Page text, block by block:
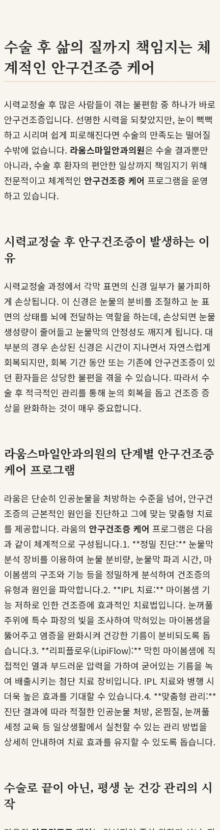
수술 후 삶의 질까지 책임지는 체
계적인 안구건조증 케어
시력교정술 후 많은 사람들이 겪는 불편함 중 하나가 바로
안구건조증입니다. 선명한 시력을 되찾았지만, 눈이 뻑뻑
하고 시리며 쉽게 피로해진다면 수술의 만족도는 떨어질
수밖에 없습니다. 라움스마일안과의원은 수술 결과뿐만
아니라, 수술 후 환자의 편안한 일상까지 책임지기 위해
전문적이고 체계적인 안구건조증 케어 프로그램을 운영
하고 있습니다.
시력교정술 후 안구건조증이 발생하는 이
유
시력교정술 과정에서 각막 표면의 신경 일부가 불가피하
게 손상됩니다. 이 신경은 눈물의 분비를 조절하고 눈 표
면의 상태를 뇌에 전달하는 역할을 하는데, 손상되면 눈물
생성량이 줄어들고 눈물막의 안정성도 깨지게 됩니다. 대
부분의 경우 손상된 신경은 시간이 지나면서 자연스럽게
회복되지만, 회복 기간 동안 또는 기존에 안구건조증이 있
던 환자들은 상당한 불편을 겪을 수 있습니다. 따라서 수
술 후 적극적인 관리를 통해 눈의 회복을 돕고 건조증 증
상을 완화하는 것이 매우 중요합니다.
라움스마일안과의원의 단계별 안구건조증
케어 프로그램
라움은 단순히 인공눈물을 처방하는 수준을 넘어, 안구건
조증의 근본적인 원인을 진단하고 그에 맞는 맞춤형 치료
를 제공합니다. 라움의 안구건조증 케어 프로그램은 다음
과 같이 체계적으로 구성됩니다.1. **정밀 진단:** 눈물막
분석 장비를 이용하여 눈물 분비량, 눈물막 파괴 시간, 마
이봄샘의 구조와 기능 등을 정밀하게 분석하여 건조증의
유형과 원인을 파악합니다.2. **IPL 치료:** 마이봄샘 기
능 저하로 인한 건조증에 효과적인 치료법입니다. 눈꺼풀
주위에 특수 파장의 빛을 조사하여 막혀있는 마이봄샘을
뚫어주고 염증을 완화시켜 건강한 기름이 분비되도록 돕
습니다.3. **리피플로우(LipiFlow):** 막힌 마이봄샘에 직
접적인 열과 부드러운 압력을 가하여 굳어있는 기름을 녹
여 배출시키는 첨단 치료 장비입니다. IPL 치료와 병행 시
더욱 높은 효과를 기대할 수 있습니다.4. **맞춤형 관리:**
진단 결과에 따라 적절한 인공눈물 처방, 온찜질, 눈꺼풀
세정 교육 등 일상생활에서 실천할 수 있는 관리 방법을
상세히 안내하여 치료 효과를 유지할 수 있도록 돕습니다.
수술로 끝이 아닌, 평생 눈 건강 관리의 시
작